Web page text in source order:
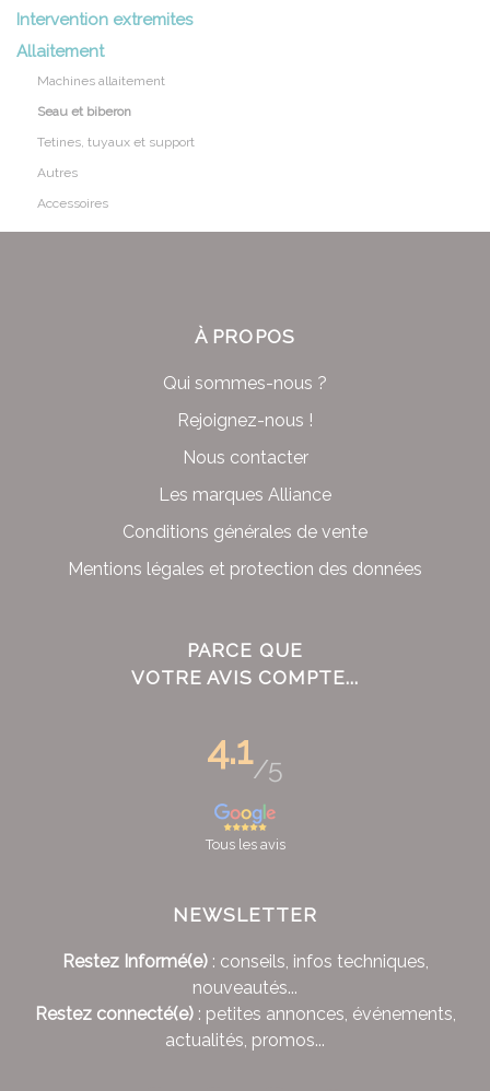
Intervention extremites
Allaitement
Machines allaitement
Seau et biberon
Tetines, tuyaux et support
Autres
Accessoires
À PROPOS
Qui sommes-nous ?
Rejoignez-nous !
Nous contacter
Les marques Alliance
Conditions générales de vente
Mentions légales et protection des données
PARCE QUE
VOTRE AVIS COMPTE...
4.1/5
Tous les avis
NEWSLETTER
Restez Informé(e): conseils, infos techniques,
nouveautés...
Restez connecté(e): petites annonces, événements,
actualités, promos...